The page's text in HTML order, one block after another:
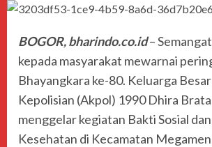
BOGOR, bharindo.co.id–
kepada masyarakat mewarnai
Bhayangkara ke-80. Keluarga
Kepolisian (Akpol) 1990 Dhira
menggelar kegiatan Bakti Sosial
Kesehatan di Kecamatan